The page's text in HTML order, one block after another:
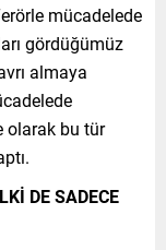
mücadelede
gördüğümüz
almaya
olarak bu tür
DE SADECE